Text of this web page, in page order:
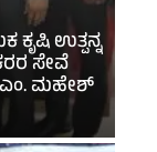
ಕೃಷಿ ಉತ್ಪನ್ನ
ಸೇವೆ
ಎಂ. ಮಹೇಶ್